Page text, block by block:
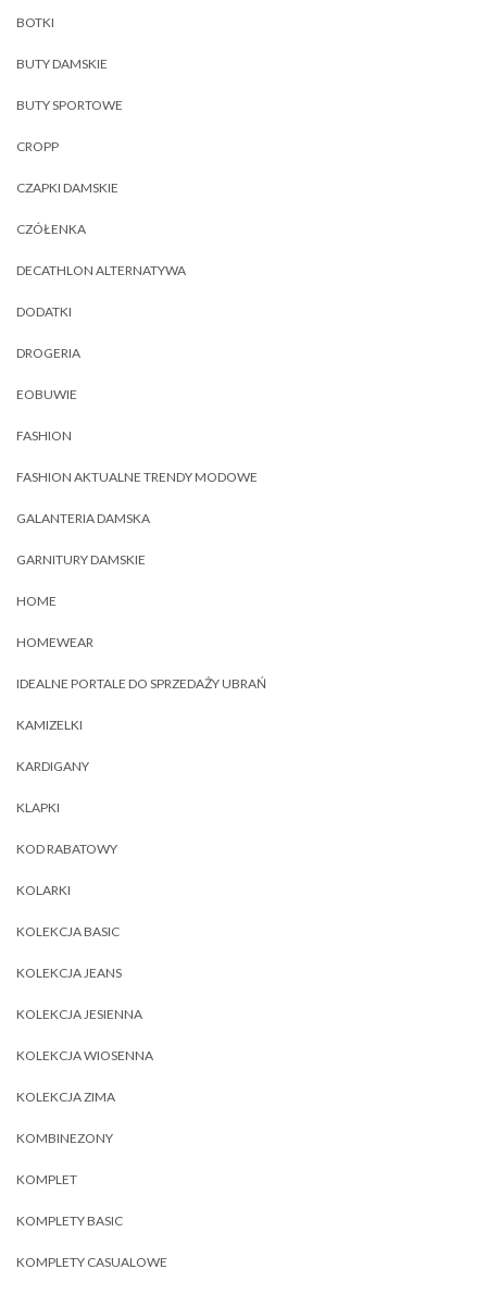
BOTKI
BUTY DAMSKIE
BUTY SPORTOWE
CROPP
CZAPKI DAMSKIE
CZÓŁENKA
DECATHLON ALTERNATYWA
DODATKI
DROGERIA
EOBUWIE
FASHION
FASHION AKTUALNE TRENDY MODOWE
GALANTERIA DAMSKA
GARNITURY DAMSKIE
HOME
HOMEWEAR
IDEALNE PORTALE DO SPRZEDAŻY UBRAŃ
KAMIZELKI
KARDIGANY
KLAPKI
KOD RABATOWY
KOLARKI
KOLEKCJA BASIC
KOLEKCJA JEANS
KOLEKCJA JESIENNA
KOLEKCJA WIOSENNA
KOLEKCJA ZIMA
KOMBINEZONY
KOMPLET
KOMPLETY BASIC
KOMPLETY CASUALOWE